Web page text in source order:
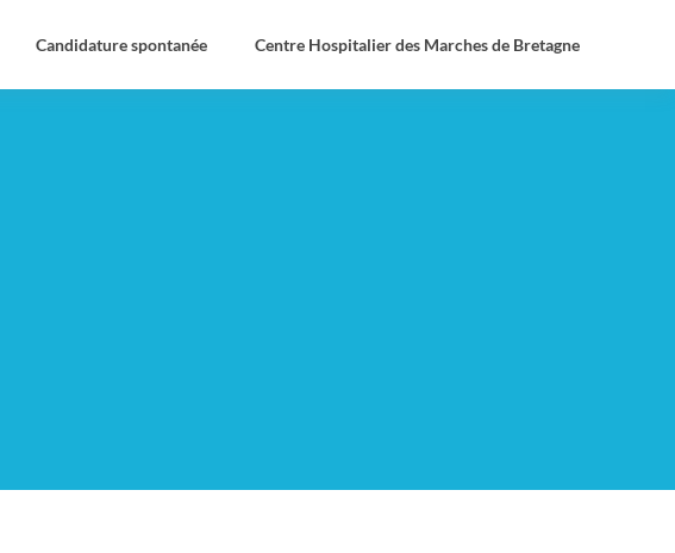
Candidature spontanée Centre Hospitalier des Marches de Bretagne